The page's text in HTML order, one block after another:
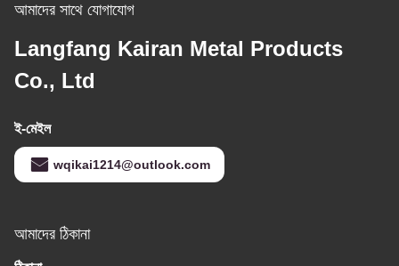
আমাদের সাথে যোগাযোগ
Langfang Kairan Metal Products
Co., Ltd
ই-মেইল
wqikai1214@outlook.com
আমাদের ঠিকানা